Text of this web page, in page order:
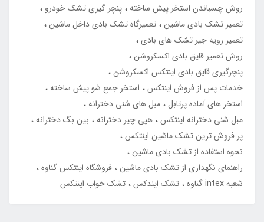
روش چسباندن استخر پیش ساخته پنچر گیری تشک خودرو
تعمیر تشک بادی ماشین تعمیرگاه تشک بادی داخل ماشین
تعمیر رویه جیر تشک های بادی
روش تعمیر قایق بادی اکسکروشن
پنچرگیری قایق بادی اینتکس اکسکروشن
خدمات پس از فروش اینتکس
استخر جمع شو پیش ساخته
استخر های آماده پرتابل مبل های شنی دخترانه
مبل شنی دخترانه اینتکس هپی چیر دخترانه
بین بگ دخترانه
پر فروش ترین تشک ماشین اینتکس
نحوه استفاده از تشک بادی ماشین
راهنمای نگهداری از تشک بادی ماشین فروشگاه اینتکس گناوه
شعبه intex گناوه
تشک ایندکس تشک خواب اینتکس